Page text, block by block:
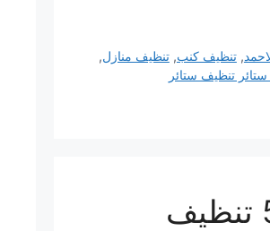
,تنظيف كنب,تنظيف منازل,
تنظيف ستائر
تنظيف شقق صباح الاحمد 55549242 تنظيف